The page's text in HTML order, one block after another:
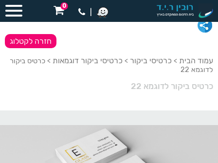
0
עמוד הבית > כרטיסי ביקור > כרטיסי ביקור דוגמאות > כרטיס ביקור
לדוגמא 22
כרטיס ביקור לדוגמא 22
חזרה לקטלוג